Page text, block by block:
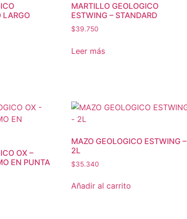
LARGO
MARTILLO GEOLOGICO
ESTWING – STANDARD
$39.750
Leer más
OX –
EN PUNTA
MAZO GEOLOGICO ESTWING –
2L
$35.340
Añadir al carrito